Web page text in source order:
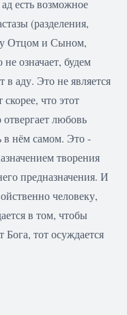
есть возможное
(разделения,
Отцом и Сыном,
означает, будем
в аду. Это не является
что этот
любовь
в нём самом. Это -
творения
предназначения. И
человеку,
в том, чтобы
Бога, тот осуждается